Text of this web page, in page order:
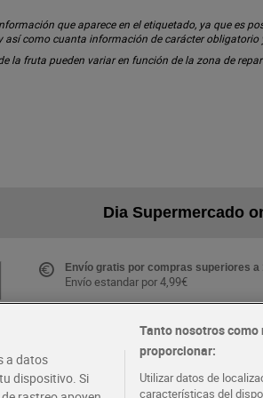
que aparece en el etiquetado, ya que es
como cuanta información de carácter
la fruta pueden variar en función de la zona de
Dia Supermercado
Envío gratis por compras superiores a
Envío estandar por 4,99€
Folletos y Tiendas
cercana
a datos
dispositivo. Si
Tanto nosotros
proporcionar:
Utilizar datos de
características del